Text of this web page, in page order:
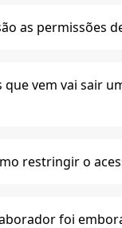
as permissões
que vem vai sair
restringir o
foi